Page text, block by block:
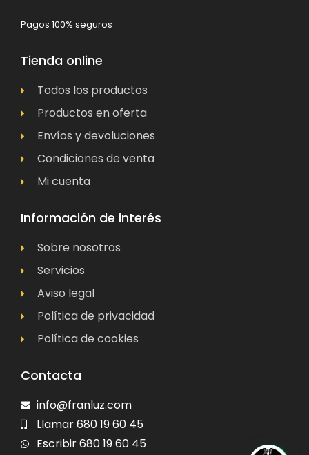
Pagos 100% seguros
Tienda online
Todos los productos
Productos en oferta
Envíos y devoluciones
Condiciones de venta
Mi cuenta
Información de interés
Sobre nosotros
Servicios
Aviso legal
Política de privacidad
Política de cookies
Contacta
info@franluz.com
Llamar 680 19 60 45
Escribir 680 19 60 45